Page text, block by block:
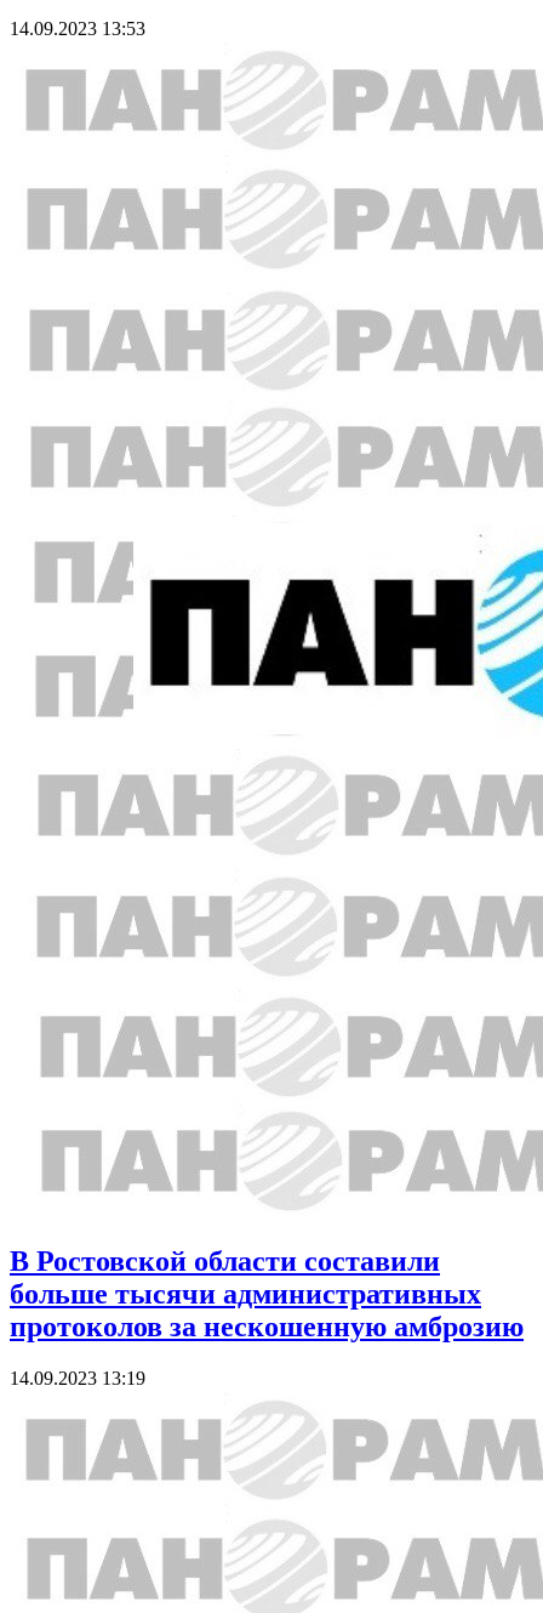
14.09.2023 13:53
В Ростовской области составили
больше тысячи административных
протоколов за нескошенную амброзию
14.09.2023 13:19